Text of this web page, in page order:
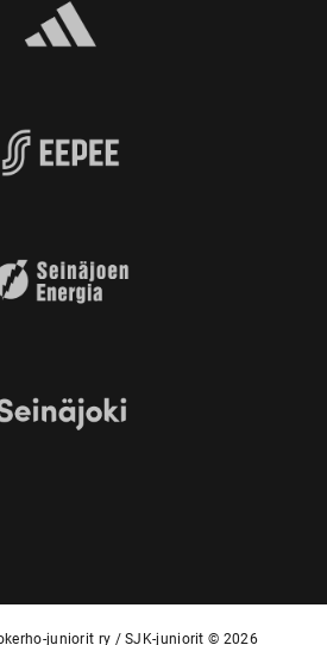
juniorit ry / SJK-juniorit © 2026